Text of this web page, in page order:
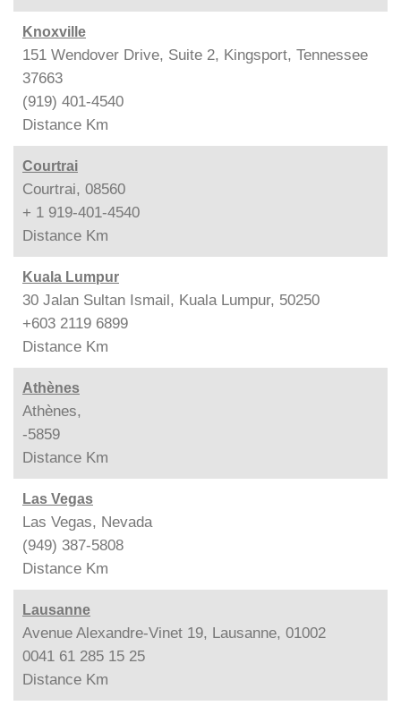
Knoxville
151 Wendover Drive, Suite 2, Kingsport, Tennessee
37663
(919) 401-4540
Distance Km
Courtrai
Courtrai, 08560
+ 1 919-401-4540
Distance Km
Kuala Lumpur
30 Jalan Sultan Ismail, Kuala Lumpur, 50250
+603 2119 6899
Distance Km
Athènes
Athènes,
-5859
Distance Km
Las Vegas
Las Vegas, Nevada
(949) 387-5808
Distance Km
Lausanne
Avenue Alexandre-Vinet 19, Lausanne, 01002
0041 61 285 15 25
Distance Km